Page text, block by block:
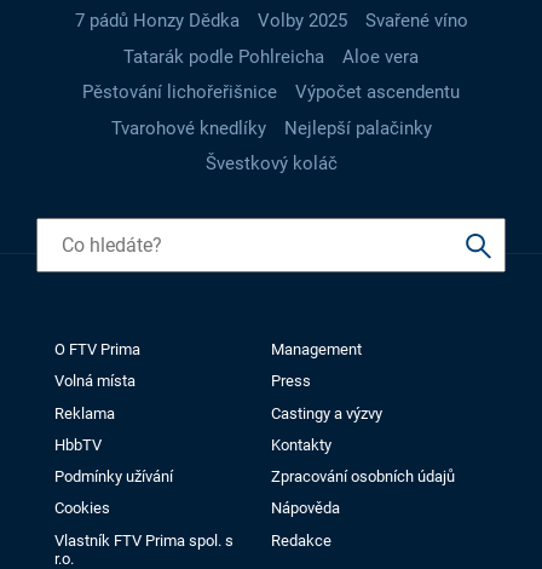
7 pádů Honzy Dědka
Volby 2025
Svařené víno
Tatarák podle Pohlreicha
Aloe vera
Pěstování lichořeřišnice
Výpočet ascendentu
Tvarohové knedlíky
Nejlepší palačinky
Švestkový koláč
O FTV Prima
Management
Volná místa
Press
Reklama
Castingy a výzvy
HbbTV
Kontakty
Podmínky užívání
Zpracování osobních údajů
Cookies
Nápověda
Vlastník FTV Prima spol. s
r.o.
Redakce